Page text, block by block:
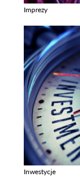
Imprezy
Inwestycje